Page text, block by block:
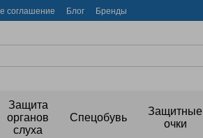
соглашение Блог Бренды
Защита
органов
слуха
Спецобувь
Защитные
очки